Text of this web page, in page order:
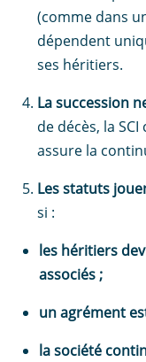
(comme dans
dépendent
ses héritiers.
La succession
de décès, la
assure la
Les statuts
si :
les héritiers
associés ;
un agrément
la société